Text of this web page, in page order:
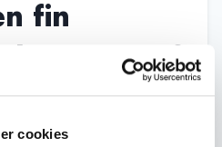
cookies
fin
sparar på
vattnas: vattna tidig